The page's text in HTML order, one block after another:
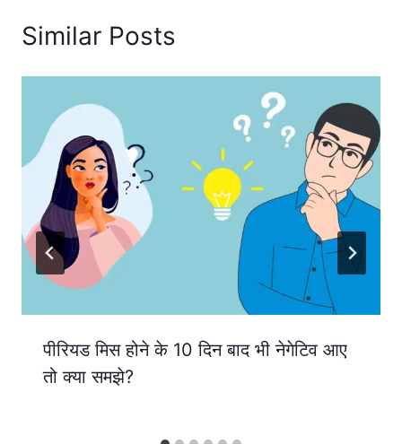
Similar Posts
पीरियड मिस होने के 10 दिन बाद भी नेगेटिव आए
तो क्या समझे?